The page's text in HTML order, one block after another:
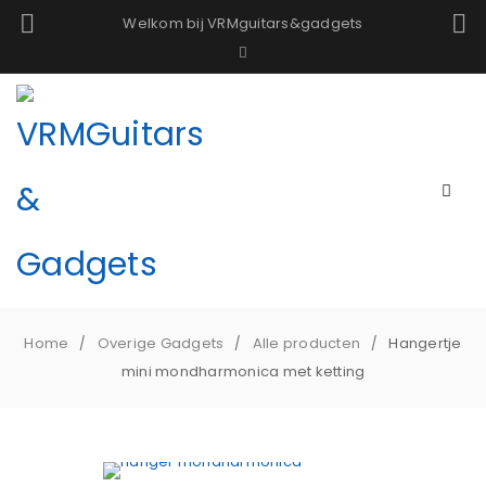
Welkom bij VRMguitars&gadgets
Home / Overige Gadgets / Alle producten /
Hangertje
mini mondharmonica met ketting